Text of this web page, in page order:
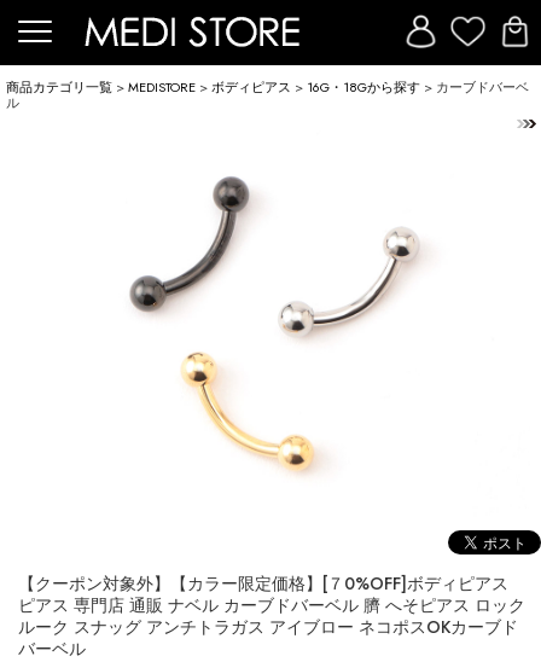
商品カテゴリ一覧 >MEDISTORE >ボディピアス > 16G・18Gから探す > カーブドバーベ
ル
【クーポン対象外】【カラー限定価格】[７0%OFF]ボディピアス
ピアス 専門店 通販 ナベル カーブドバーベル 臍 へそピアス ロック
ルーク スナッグ アンチトラガス アイブロー ネコポスOKカーブド
バーベル